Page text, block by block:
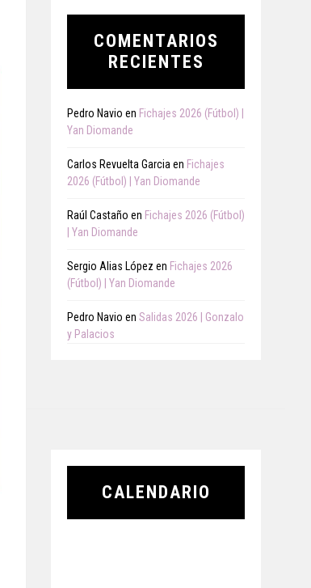
COMENTARIOS
RECIENTES
Pedro Navio en Fichajes 2026 (Fútbol) |
Yan Diomande
Carlos Revuelta Garcia en Fichajes
2026 (Fútbol) | Yan Diomande
Raúl Castaño en Fichajes 2026 (Fútbol)
| Yan Diomande
Sergio Alias López en Fichajes 2026
(Fútbol) | Yan Diomande
Pedro Navio en Salidas 2026 | Gonzalo
y Palacios
CALENDARIO